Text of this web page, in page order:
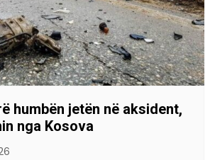
humbën jetën në aksident,
nga Kosova